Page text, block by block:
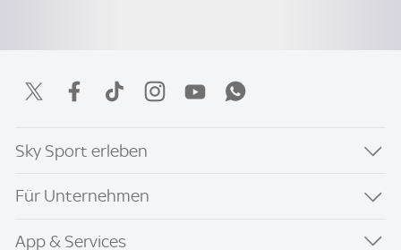
Sky Sport erleben
Für Unternehmen
App & Services